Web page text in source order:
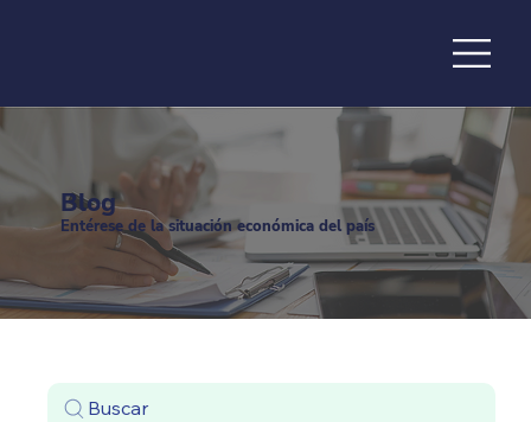
de la
Blog
Entérese de la situación económica del país
Buscar